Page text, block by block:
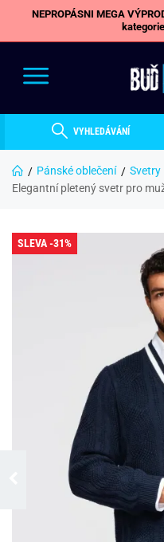
NEPROPÁSNI MEGA
VYHLEDÁVÁNÍ
Pánské oblečení
Svetry
Elegantní pletený svetr pro
SLEVA -31%